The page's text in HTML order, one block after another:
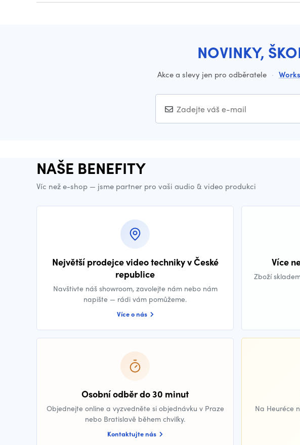
NOVINKY,
Akce a slevy jen pro odběratele ·
NAŠE BENEFITY
Víc než e-shop — jsme partner pro vaši audio & video produkci
Největší prodejce video techniky v České
republice
Navštivte náš showroom, zavolejte nám nebo nám
napište — rádi vám pomůžeme.
Více o nás
Více
Zboží
Osobní odběr do 30 minut
Objednejte online a vyzvedněte si objednávku v Praze
nebo Bratislavě během chvilky.
Kontaktujte nás
Na Heuréce